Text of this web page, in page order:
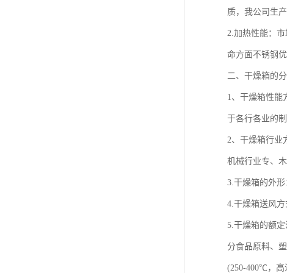
质，我公司生
2.加热性能：
命方面不锈钢
二、干燥箱的分
1、干燥箱性能
于各行各业的
2、干燥箱行业
机械行业专、
3.干燥箱的外形
4.干燥箱送风方
5.干燥箱的额
分食品原料、
(250-400℃，高